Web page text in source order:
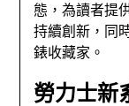
態，為讀者提
持續創新，同
錶收藏家。
勞力士新